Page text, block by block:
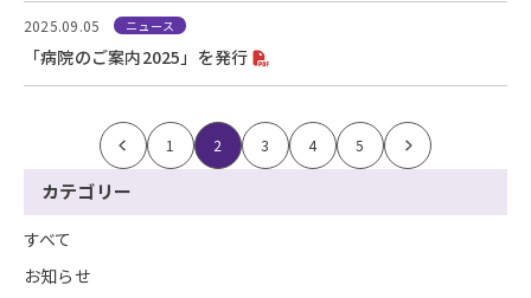
カテゴリー
すべて
お知らせ
2025.09.05 ニュース
「病院のご案内2025」を発行
< 1 2 3 4 5 >